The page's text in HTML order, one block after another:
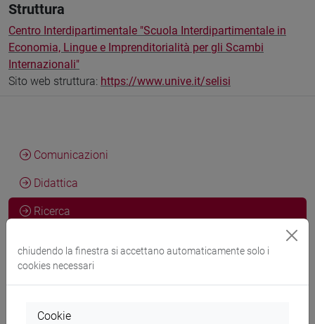
Struttura
Centro Interdipartimentale "Scuola Interdipartimentale in
Economia, Lingue e Imprenditorialità per gli Scambi
Internazionali"
Sito web struttura: https://www.unive.it/selisi
Comunicazioni
Didattica
Ricerca
Attività e competenze di ricerca
chiudendo la finestra si accettano automaticamente solo i
cookies necessari
Cookie